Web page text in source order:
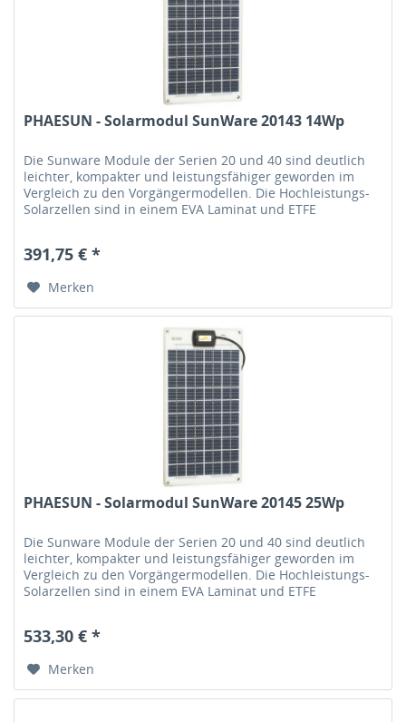
PHAESUN - Solarmodul SunWare 20143 14Wp
Die Sunware Module der Serien 20 und 40 sind deutlich
leichter, kompakter und leistungsfähiger geworden im
Vergleich zu den Vorgängermodellen. Die Hochleistungs-
Solarzellen sind in einem EVA Laminat und ETFE
391,75 € *
Merken
PHAESUN - Solarmodul SunWare 20145 25Wp
Die Sunware Module der Serien 20 und 40 sind deutlich
leichter, kompakter und leistungsfähiger geworden im
Vergleich zu den Vorgängermodellen. Die Hochleistungs-
Solarzellen sind in einem EVA Laminat und ETFE
533,30 € *
Merken